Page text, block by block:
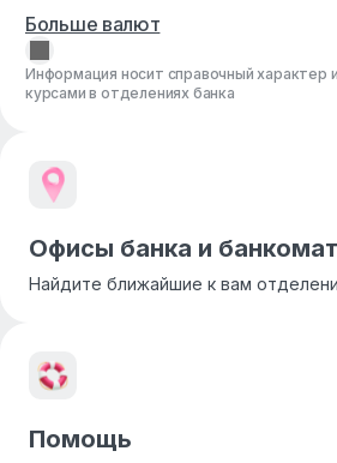
Больше валют
Информация носит справочный характер
курсами в отделениях банка
Офисы банка и
Найдите ближайшие к вам
Помощь